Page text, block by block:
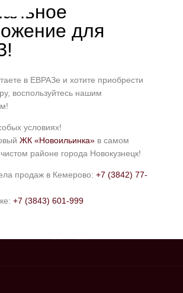
Офис в Кемерово
продаж в Новокузнецке
улица Дзержинского, дом 29
08.30 -17.30
для
в ЕВРАЗе и хотите приобрести
воспользуйтесь нашим
условиях!
ЖК «Новоильинка» в самом
чистом районе города Новокузнецк!
продаж в Кемерово: +7 (3842) 77-
+7 (3843) 601-999